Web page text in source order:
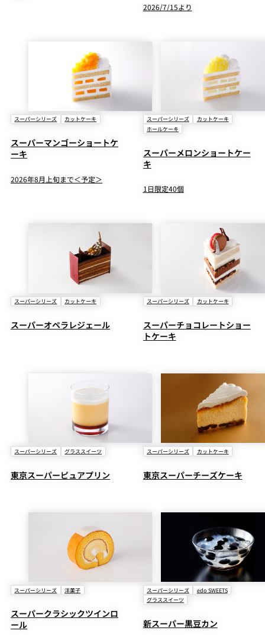
2026/7/15より
スーパーシリーズ カットケーキ
スーパーマンゴーショートケ
ーキ
2026年8月上旬まで＜予定＞
スーパーシリーズ
カットケーキ
ホールケーキ
スーパーメロンショートケー
キ
1日限定40個
スーパーシリーズ カットケーキ
スーパーオペラレジェール
スーパーシリーズ カットケーキ
スーパーチョコレートショー
トケーキ
スーパーシリーズ グラススイーツ
東京スーパーピュアプリン
スーパーシリーズ カットケーキ
東京スーパーチーズケーキ
スーパーシリーズ 洋菓子
スーパークラシックツインロ
ール
スーパーシリーズ
edo SWEETS
グラススイーツ
新スーパー黒豆カン